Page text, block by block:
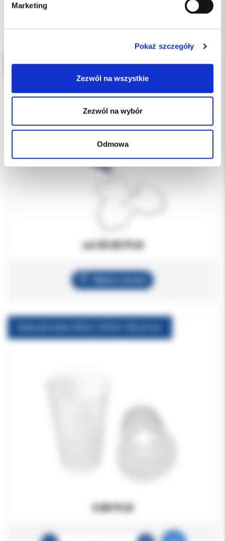
Marketing
Pokaż szczegóły
Zezwól na wszystkie
Zezwól na wybór
Odmowa
DryTips Pampersy Policzkowe 50szt/op - WARIANTY
od 55.00 PLN
5.80 PLN